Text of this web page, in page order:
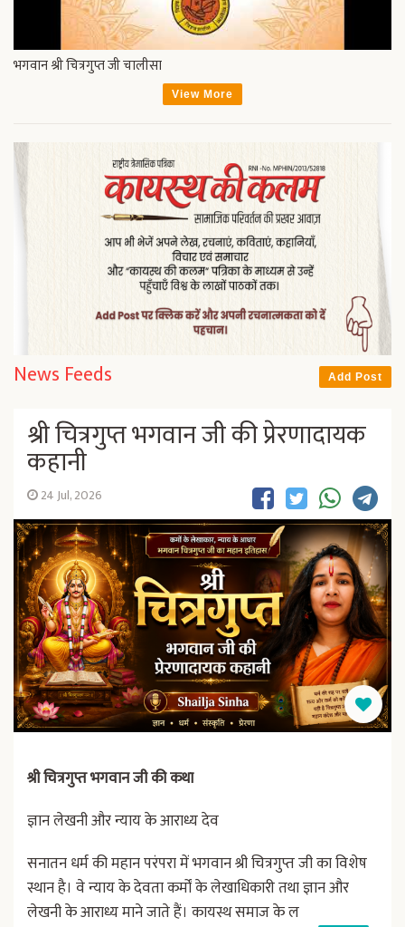
भगवान श्री चित्रगुप्त जी चालीसा
View More
News Feeds Add Post
श्री चित्रगुप्त भगवान जी की प्रेरणादायक
कहानी
24 Jul, 2026
श्री चित्रगुप्त भगवान जी की कथा
ज्ञान लेखनी और न्याय के आराध्य देव
सनातन धर्म की महान परंपरा में भगवान श्री चित्रगुप्त जी का विशेष
स्थान है। वे न्याय के देवता कर्मों के लेखाधिकारी तथा ज्ञान और
लेखनी के आराध्य माने जाते हैं। कायस्थ समाज के ल